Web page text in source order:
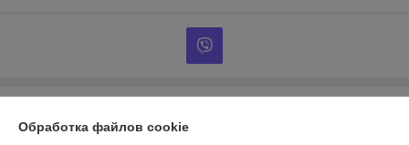
Обработка файлов cookie